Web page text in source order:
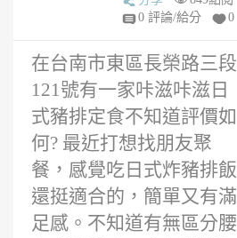
年
0 評論/給分
0
在台南市東區長榮路三段
121號有一家咔滋咔滋日
式豬排定食不知道評價如
何? 最近打想找朋友聚
餐，感覺吃日式炸豬排飯
還挺適合的，簡單又有滿
足感。不知道有無區分腰